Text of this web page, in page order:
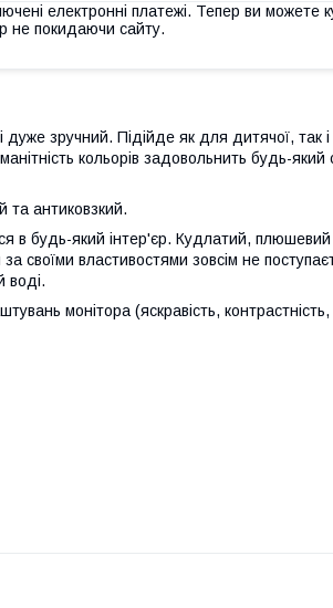
електронні платежі. Тепер ви можете
не покидаючи сайту.
дуже зручний. Підійде як для дитячої, так
кольорів задовольнить будь-який
та антиковзкий.
в будь-який інтер'єр. Кудлатий, плюшевий
своїми властивостями зовсім не
воді.
монітора (яскравість, контрастність,